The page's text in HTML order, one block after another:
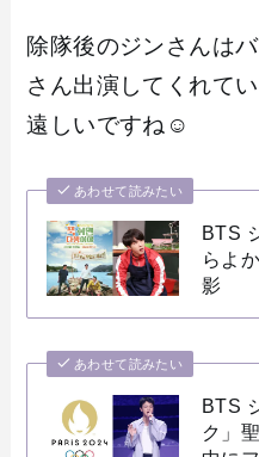
除隊後のジンさんは
さん出演してくれて
遠しいですね☺️
あわせて読みたい
BTS
らよ
影
あわせて読みたい
BTS
ク」